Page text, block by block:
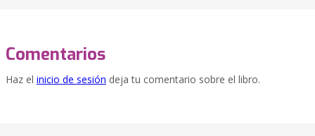
Comentarios
Haz el inicio de sesión deja tu comentario sobre el libro.